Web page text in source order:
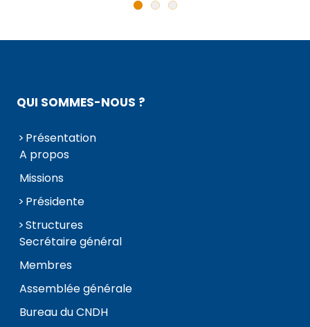
QUI SOMMES-NOUS ?
Présentation
A propos
Missions
Présidente
Structures
Secrétaire général
Membres
Assemblée générale
Bureau du CNDH